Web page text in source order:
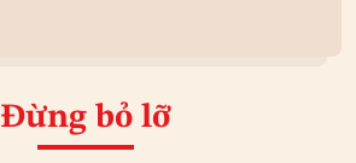
Đừng bỏ lỡ